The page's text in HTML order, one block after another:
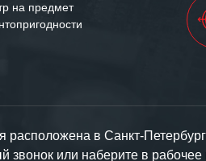
на предмет
расположена в Санкт-
звонок или наберите в